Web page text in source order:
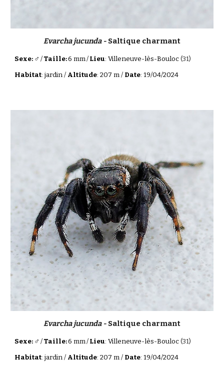
Evarcha jucunda - Saltique charmant
Sexe: ♂ /Taille:6 mm/Lieu: Villeneuve-lès-Bouloc(31)
Habitat: jardin / Altitude: 207 m / Date: 19/04/2024
Evarcha jucunda - Saltique charmant
Sexe: ♂ /Taille:6 mm/Lieu: Villeneuve-lès-Bouloc(31)
Habitat: jardin / Altitude: 207 m / Date: 19/04/2024